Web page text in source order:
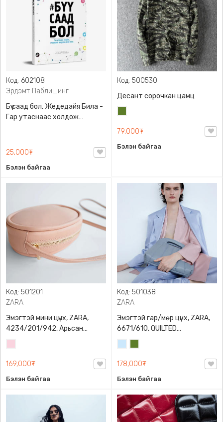
Код: 602108
Эрдэмт Паблишинг
Бүү саад бол, Жедедайя Била -
Гар утаснаас холдож
9789919235192
25,000₮
Бэлэн байгаа
Код: 500530
Десант сорочкан цамц
79,000₮
Бэлэн байгаа
Код: 501201
ZARA
Эмэгтэй мини цүнх, ZARA,
4234/201/942, Арьсан
материалтай, LIMITED EDITION
OVAL LEATHER HANDBAG TRF
169,000₮
Бэлэн байгаа
Код: 501038
ZARA
Эмэгтэй гар/мөр цүнх, ZARA,
6671/610, QUILTED
CROSSBODY BAG WITH HANDLE
178,000₮
Бэлэн байгаа